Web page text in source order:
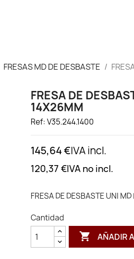
FRESAS MD DE DESBASTE
FRESA DE
14X26MM
Ref: V35.244.1400
145,64 €IVA incl.
120,37 €IVA no incl.
FRESA DE DESBASTE UNI
Cantidad
 AÑADIR